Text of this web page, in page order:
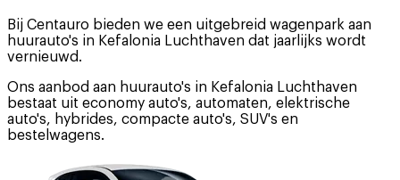
Bij Centauro bieden we een uitgebreid wagenpark aan
huurauto's in Kefalonia Luchthaven dat jaarlijks wordt
vernieuwd.
Ons aanbod aan huurauto's in Kefalonia Luchthaven
bestaat uit economy auto's, automaten, elektrische
auto's, hybrides, compacte auto's, SUV's en
bestelwagens.